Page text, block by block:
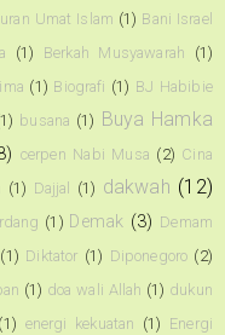
Umat Islam (1) Bani Israel
(1) Berkah Musyawarah
(1)
(1) Biografi (1) BJ Habibie
busana (1) Buya Hamka
cerpen Nabi Musa (2) Cina
(1) Dajjal (1) dakwah (12)
(1) Demak (3) Demam
(1) Diktator (1) Diponegoro (2)
(1) doa wali Allah (1) dukun
(1) energi kekuatan (1) Energi